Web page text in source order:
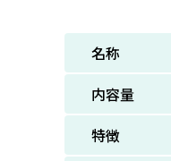
名称
内容量
特徴